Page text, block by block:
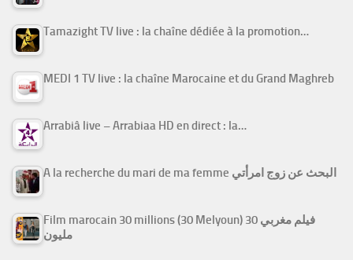
Tamazight TV live : la chaîne dédiée à la promotion…
MEDI 1 TV live : la chaîne Marocaine et du Grand Maghreb
Arrabiâ live – Arrabiaa HD en direct : la…
A la recherche du mari de ma femme البحث عن زوج امرأتي
Film marocain 30 millions (30 Melyoun) فيلم مغربي 30
مليون